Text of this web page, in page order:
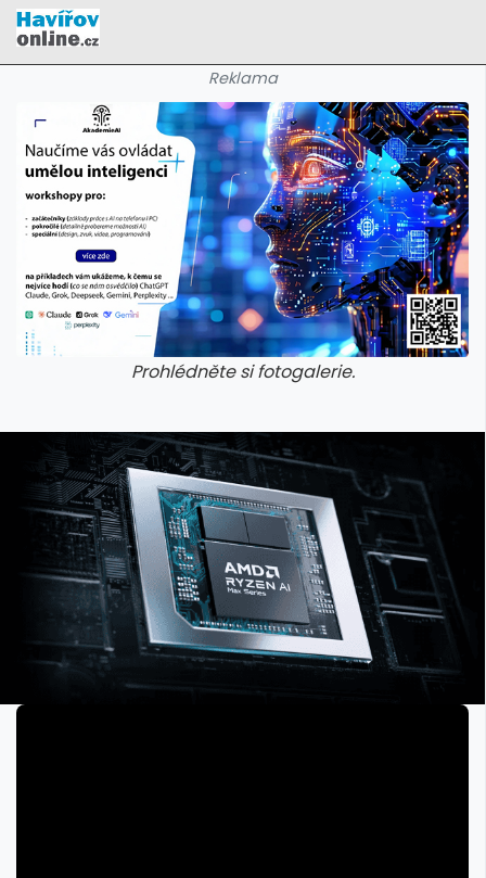
Reklama
Prohlédněte si fotogalerie.